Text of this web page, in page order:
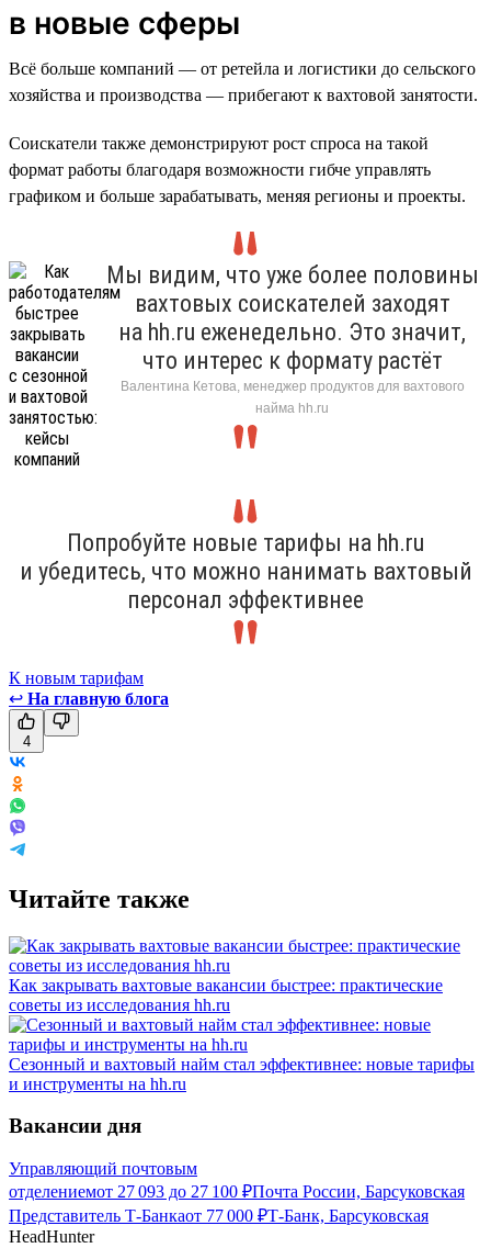
в новые сферы
Всё больше компаний — от ретейла и логистики до сельского
хозяйства и производства — прибегают к вахтовой занятости.
Соискатели также демонстрируют рост спроса на такой
формат работы благодаря возможности гибче управлять
графиком и больше зарабатывать, меняя регионы и проекты.
Мы видим, что уже более половины
вахтовых соискателей заходят
на hh.ru еженедельно. Это значит,
что интерес к формату растёт
Валентина Кетова, менеджер продуктов для вахтового
найма hh.ru
Попробуйте новые тарифы на hh.ru
и убедитесь, что можно нанимать вахтовый
персонал эффективнее
К новым тарифам
↩ На главную блога
4
Читайте также
Как закрывать вахтовые вакансии быстрее: практические
советы из исследования hh.ru
Сезонный и вахтовый найм стал эффективнее: новые тарифы
и инструменты на hh.ru
Вакансии дня
Управляющий почтовым
отделениемот 27 093 до 27 100 ₽Почта России, Барсуковская
Представитель Т-Банкаот 77 000 ₽Т-Банк, Барсуковская
HeadHunter